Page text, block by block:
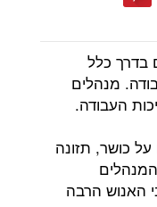
בדרך כלל
מנהלים
העבודה.
כושר, תזונה
האנוש הרבה